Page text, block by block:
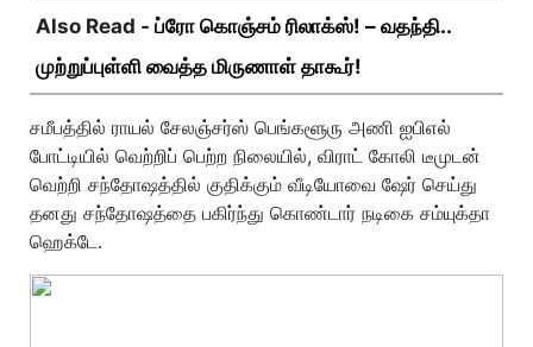
Also Read - ப்ரோ கொஞ்சம் ரிலாக்ஸ்! – வதந்தி..
முற்றுப்புள்ளி வைத்த மிருணாள் தாகூர்!
சமீபத்தில் ராயல் சேலஞ்சர்ஸ் பெங்களூரு அணி ஐபிஎல்
போட்டியில் வெற்றிப் பெற்ற நிலையில், விராட் கோலி டீமுடன்
வெற்றி சந்தோஷத்தில் குதிக்கும் வீடியோவை ஷேர் செய்து
தனது சந்தோஷத்தை பகிர்ந்து கொண்டார் நடிகை சம்யுக்தா
ஹெக்டே.